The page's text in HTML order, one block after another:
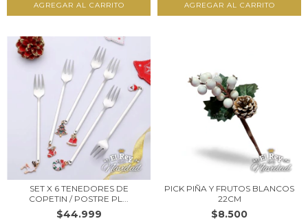
SET X 6 TENEDORES DE
COPETIN / POSTRE PL...
$44.999
PICK PIÑA Y FRUTOS BLANCOS
22CM
$8.500